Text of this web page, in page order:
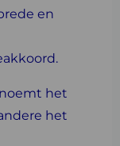
en
het
het